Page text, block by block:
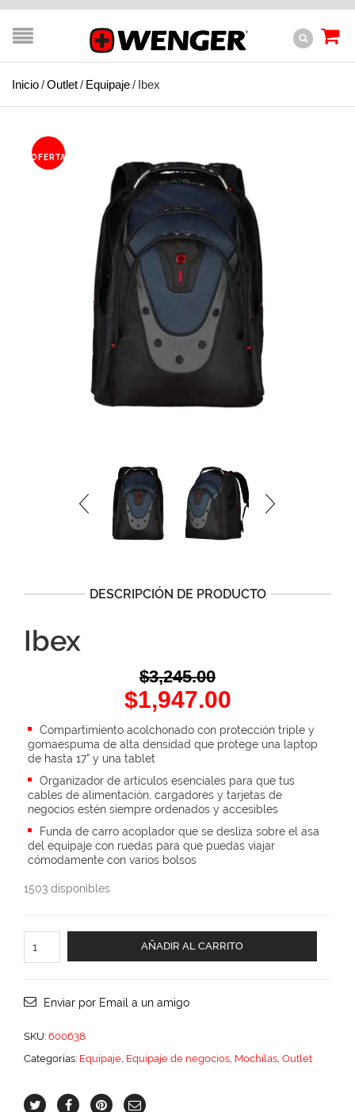
Inicio/Outlet/ Equipaje/ Ibex
OFERTA
DESCRIPCIÓN DE PRODUCTO
Ibex
$3,245.00
Original
price
was:
$3,245.00.
$1,947.00Current
price
is:
Compartimiento acolchonado con protección triple y
gomaespuma de alta densidad que protege una laptop
de hasta 17” y una tablet
Organizador de artículos esenciales para que tus
cables de alimentación, cargadores y tarjetas de
negocios estén siempre ordenados y accesibles
Funda de carro acoplador que se desliza sobre el asa
del equipaje con ruedas para que puedas viajar
cómodamente con varios bolsos
1503 disponibles
cantidad
AÑADIR AL CARRITO
Enviar por Email a un amigo
SKU: 600638
Categorías: Equipaje Equipaje de negocios Mochilas Outlet